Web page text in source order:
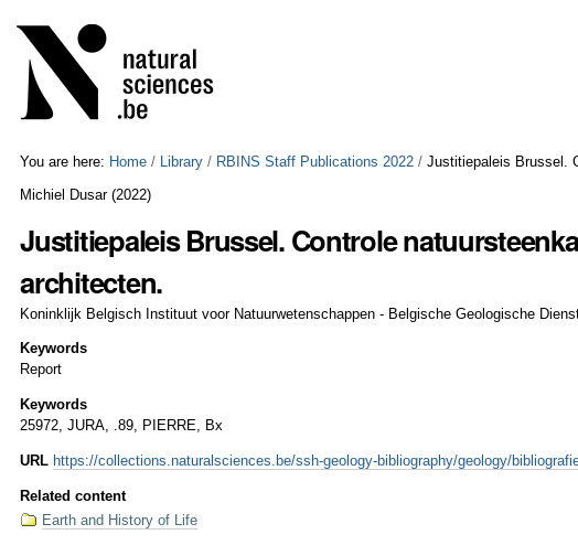
to
content.
Skip
to
navigation
tools
You are here: Home / Library / RBINS Staff Publications 2022 /Justitiepaleis Brussel.
Michiel Dusar(2022)
Justitiepaleis Brussel. Controle
architecten.
Koninklijk Belgisch Instituut voor Natuurwetenschappen - Belgische Geologische
Keywords
Report
Keywords
25972, JURA, .89, PIERRE, Bx
URL https://collections.naturalsciences.be/ssh-geology-bibliography/geology/
Related content
Earth and History of Life